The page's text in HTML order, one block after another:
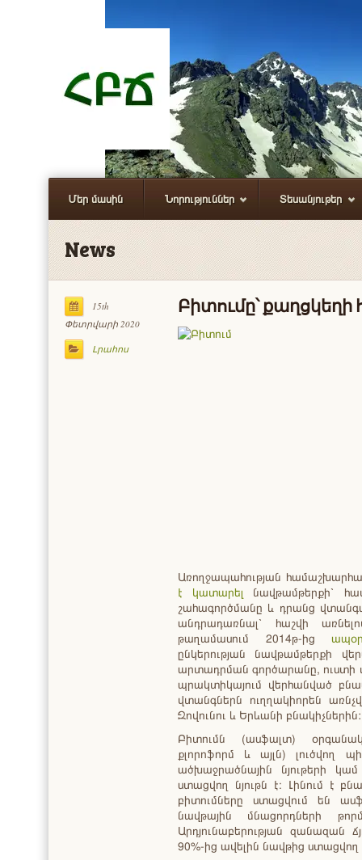
Մեր մասին Նորություններ Տեսանյութեր
News
15th
Փետրվարի 2020
Լրահոս
Բիտումը՝ քաղցկեղի
Առողջապահության
է կատարել նավթամթերքի՝
շահագործմանը և դրանց
անդրադառնալ՝ հաշվի
թաղամասում 2014թ-ից
ընկերության նավթամթերքի
արտադրման գործարանը, ուստի
պրակտիկայում վերհանված
վտանգներն ուղղակիորեն
Զովունու և Երևանի բնակիչներին:
Բիտումն (ասֆալտ)
քլորոֆորմ և այլն) լուծվող
ածխաջրածնային նյութերի
ստացվող նյութն է։ Լինում է
բիտումները ստացվում են
նավթային մնացորդների
Արդյունաբերության զանազան
90%-ից ավելին նավթից